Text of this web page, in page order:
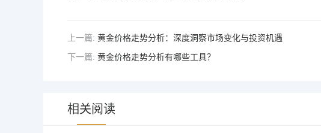
上一篇: 黄金价格走势分析：深度洞察市场变化与投资机遇
下一篇: 黄金价格走势分析有哪些工具？
相关阅读